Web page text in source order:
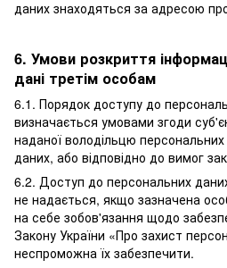
даних знаходяться за адресою
6. Умови розкриття
дані третім особам
6.1. Порядок доступу до
визначається умовами згоди
наданої володільцю
даних, або відповідно до вимог
6.2. Доступ до персональних
не надається, якщо зазначена
на себе зобов'язання щодо
Закону України «Про захист
неспроможна їх забезпечити.